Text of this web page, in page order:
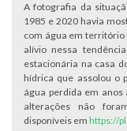
A fotografia da
1985 e 2020 havia
com água em território
alívio nessa
estacionária na casa
hídrica que assolou o
água perdida em
alterações não
disponíveis em https://